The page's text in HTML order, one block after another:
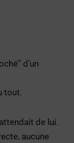
d’un
tout.
de lui.
aucune